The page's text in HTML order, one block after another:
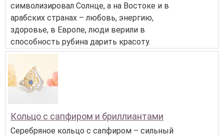
символизировал Солнце, а на Востоке и в
арабских странах – любовь, энергию,
здоровье, в Европе, люди верили в
способность рубина дарить красоту.
Кольцо с сапфиром и бриллиантами
Серебряное кольцо с сапфиром – сильный